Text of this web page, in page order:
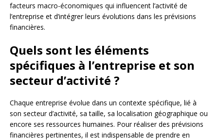
facteurs macro-économiques qui influencent l’activité de
l’entreprise et d’intégrer leurs évolutions dans les prévisions
financières.
Quels sont les éléments
spécifiques à l’entreprise et son
secteur d’activité ?
Chaque entreprise évolue dans un contexte spécifique, lié à
son secteur d’activité, sa taille, sa localisation géographique ou
encore ses ressources humaines. Pour réaliser des prévisions
financières pertinentes, il est indispensable de prendre en